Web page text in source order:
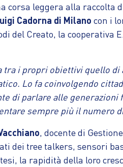
corsa leggera alla raccolta
Cadorna di Milano con i
del Creato, la cooperativa
i propri obiettivi quello di
Lo fa coinvolgendo
di parlare alle generazioni
sempre più il numero
, docente di
dei tree talkers, sensori
la rapidità della loro